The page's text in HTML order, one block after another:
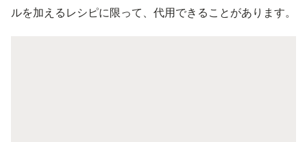
ルを加えるレシピに限って、代用できることがあります。